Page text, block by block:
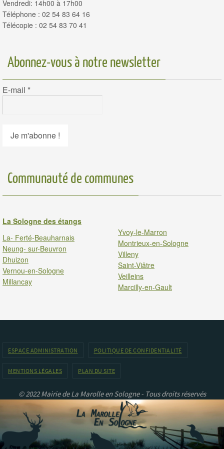
Vendredi: 14h00 à 17h00
Téléphone : 02 54 83 64 16
Télécopie : 02 54 83 70 41
Abonnez-vous à notre newsletter
E-mail *
Communauté de communes
La Sologne des étangs
La- Ferté-Beauharnais
Neung- sur-Beuvron
Dhuizon
Vernou-en-Sologne
Millancay
Yvoy-le-Marron
Montrieux-en-Sologne
Villeny
Saint-Viâtre
Veilleins
Marcilly-en-Gault
ESPACE ADMINISTRATION POLITIQUE DE CONFIDENTIALITÉ
MENTIONS LÉGALES PLAN DU SITE
© 2022 Mairie de La Marolle en Sologne - Tous droits réservés